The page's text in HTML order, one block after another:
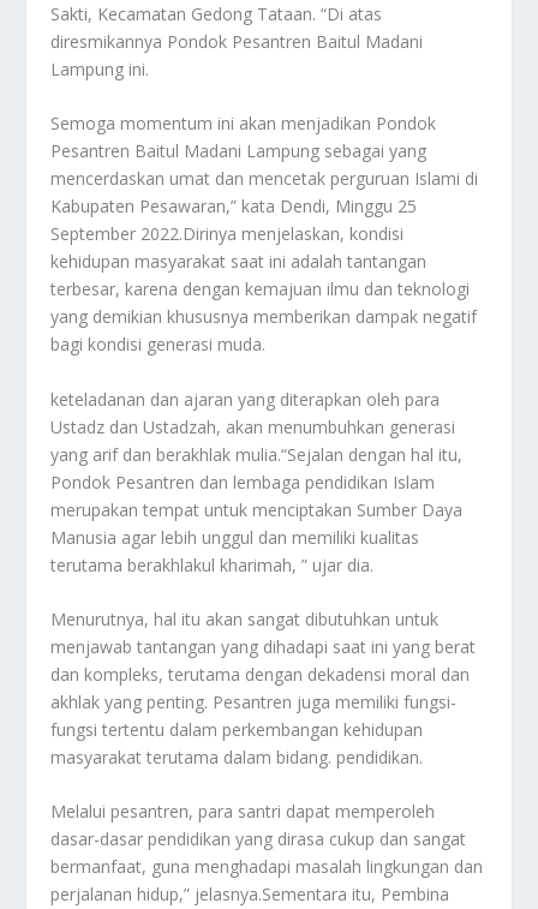
Sakti, Kecamatan Gedong Tataan. “Di atas
diresmikannya Pondok Pesantren Baitul Madani
Lampung ini.
Semoga momentum ini akan menjadikan Pondok
Pesantren Baitul Madani Lampung sebagai yang
mencerdaskan umat dan mencetak perguruan Islami di
Kabupaten Pesawaran,” kata Dendi, Minggu 25
September 2022.Dirinya menjelaskan, kondisi
kehidupan masyarakat saat ini adalah tantangan
terbesar, karena dengan kemajuan ilmu dan teknologi
yang demikian khususnya memberikan dampak negatif
bagi kondisi generasi muda.
keteladanan dan ajaran yang diterapkan oleh para
Ustadz dan Ustadzah, akan menumbuhkan generasi
yang arif dan berakhlak mulia.“Sejalan dengan hal itu,
Pondok Pesantren dan lembaga pendidikan Islam
merupakan tempat untuk menciptakan Sumber Daya
Manusia agar lebih unggul dan memiliki kualitas
terutama berakhlakul kharimah, ” ujar dia.
Menurutnya, hal itu akan sangat dibutuhkan untuk
menjawab tantangan yang dihadapi saat ini yang berat
dan kompleks, terutama dengan dekadensi moral dan
akhlak yang penting. Pesantren juga memiliki fungsi-
fungsi tertentu dalam perkembangan kehidupan
masyarakat terutama dalam bidang. pendidikan.
Melalui pesantren, para santri dapat memperoleh
dasar-dasar pendidikan yang dirasa cukup dan sangat
bermanfaat, guna menghadapi masalah lingkungan dan
perjalanan hidup,” jelasnya.Sementara itu, Pembina